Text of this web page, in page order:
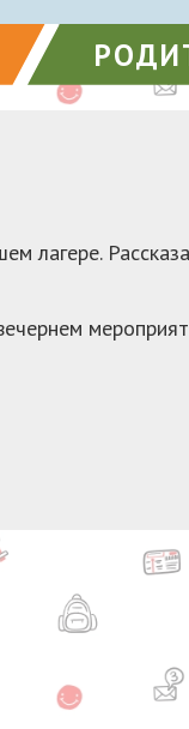
лагере.